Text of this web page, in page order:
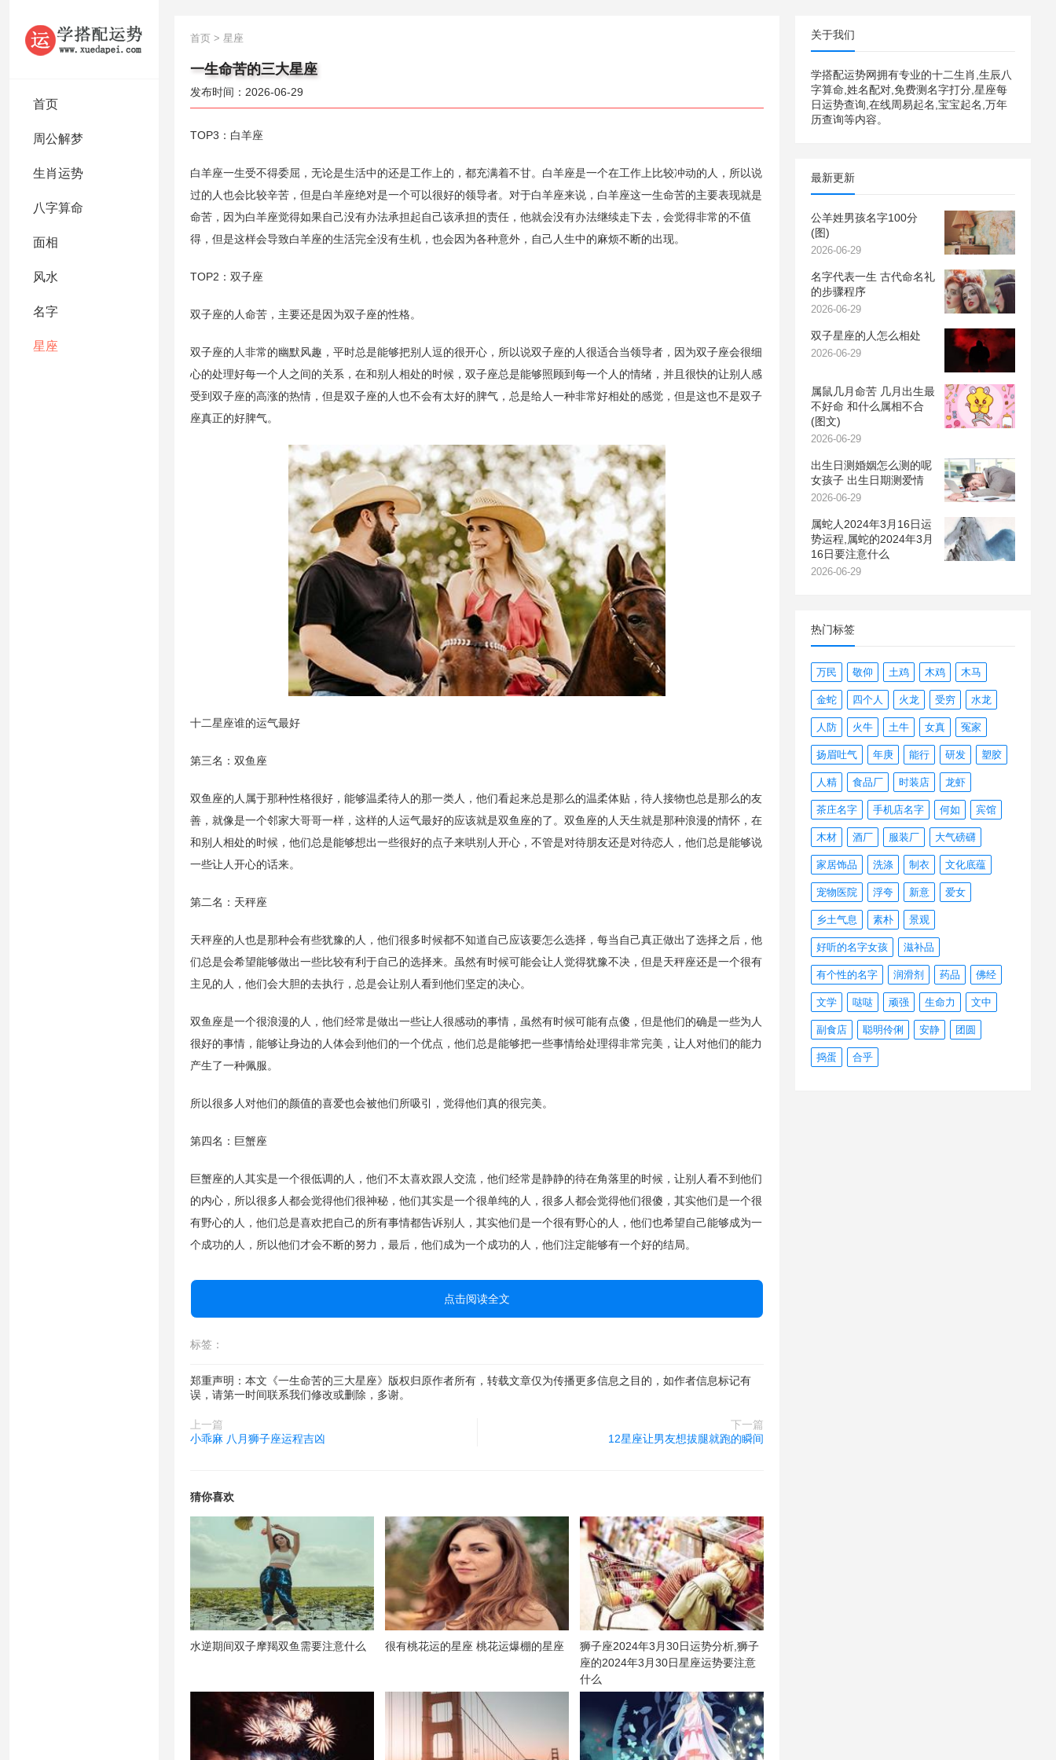
首页
周公解梦
生肖运势
八字算命
面相
风水
名字
星座
首页 > 星座
一生命苦的三大星座
发布时间：2026-06-29
TOP3：白羊座
白羊座一生受不得委屈，无论是生活中的还是工作上的，都充满着不甘。白羊座是一个在工作上比较冲动的人，所以说
过的人也会比较辛苦，但是白羊座绝对是一个可以很好的领导者。对于白羊座来说，白羊座这一生命苦的主要表现就是
命苦，因为白羊座觉得如果自己没有办法承担起自己该承担的责任，他就会没有办法继续走下去，会觉得非常的不值
得，但是这样会导致白羊座的生活完全没有生机，也会因为各种意外，自己人生中的麻烦不断的出现。
TOP2：双子座
双子座的人命苦，主要还是因为双子座的性格。
双子座的人非常的幽默风趣，平时总是能够把别人逗的很开心，所以说双子座的人很适合当领导者，因为双子座会很细
心的处理好每一个人之间的关系，在和别人相处的时候，双子座总是能够照顾到每一个人的情绪，并且很快的让别人感
受到双子座的高涨的热情，但是双子座的人也不会有太好的脾气，总是给人一种非常好相处的感觉，但是这也不是双子
座真正的好脾气。
十二星座谁的运气最好
第三名：双鱼座
双鱼座的人属于那种性格很好，能够温柔待人的那一类人，他们看起来总是那么的温柔体贴，待人接物也总是那么的友
善，就像是一个邻家大哥哥一样，这样的人运气最好的应该就是双鱼座的了。双鱼座的人天生就是那种浪漫的情怀，在
和别人相处的时候，他们总是能够想出一些很好的点子来哄别人开心，不管是对待朋友还是对待恋人，他们总是能够说
一些让人开心的话来。
第二名：天秤座
天秤座的人也是那种会有些犹豫的人，他们很多时候都不知道自己应该要怎么选择，每当自己真正做出了选择之后，他
们总是会希望能够做出一些比较有利于自己的选择来。虽然有时候可能会让人觉得犹豫不决，但是天秤座还是一个很有
主见的人，他们会大胆的去执行，总是会让别人看到他们坚定的决心。
双鱼座是一个很浪漫的人，他们经常是做出一些让人很感动的事情，虽然有时候可能有点傻，但是他们的确是一些为人
很好的事情，能够让身边的人体会到他们的一个优点，他们总是能够把一些事情给处理得非常完美，让人对他们的能力
产生了一种佩服。
所以很多人对他们的颜值的喜爱也会被他们所吸引，觉得他们真的很完美。
第四名：巨蟹座
巨蟹座的人其实是一个很低调的人，他们不太喜欢跟人交流，他们经常是静静的待在角落里的时候，让别人看不到他们
的内心，所以很多人都会觉得他们很神秘，他们其实是一个很单纯的人，很多人都会觉得他们很傻，其实他们是一个很
有野心的人，他们总是喜欢把自己的所有事情都告诉别人，其实他们是一个很有野心的人，他们也希望自己能够成为一
个成功的人，所以他们才会不断的努力，最后，他们成为一个成功的人，他们注定能够有一个好的结局。
点击阅读全文
标签：
郑重声明：本文《一生命苦的三大星座》版权归原作者所有，转载文章仅为传播更多信息之目的，如作者信息标记有
误，请第一时间联系我们修改或删除，多谢。
上一篇
小乖麻 八月狮子座运程吉凶
下一篇
12星座让男友想拔腿就跑的瞬间
猜你喜欢
水逆期间双子摩羯双鱼需要注意什么 很有桃花运的星座 桃花运爆棚的星座
狮子座2024年3月30日运势分析,狮子
座的2024年3月30日星座运势要注意
什么
关于我们
学搭配运势网拥有专业的十二生肖,生辰八
字算命,姓名配对,免费测名字打分,星座每
日运势查询,在线周易起名,宝宝起名,万年
历查询等内容。
最新更新
公羊姓男孩名字100分
(图)
2026-06-29
名字代表一生 古代命名礼
的步骤程序
2026-06-29
双子星座的人怎么相处
2026-06-29
属鼠几月命苦 几月出生最
不好命 和什么属相不合
(图文)
2026-06-29
出生日测婚姻怎么测的呢
女孩子 出生日期测爱情
2026-06-29
属蛇人2024年3月16日运
势运程,属蛇的2024年3月
16日要注意什么
2026-06-29
热门标签
万民 敬仰 土鸡 木鸡 木马
金蛇 四个人 火龙 受穷 水龙
人防 火牛 土牛 女真 冤家
扬眉吐气 年庚 能行 研发 塑胶
人精 食品厂 时装店 龙虾
茶庄名字 手机店名字 何如 宾馆
木材 酒厂 服装厂 大气磅礴
家居饰品 洗涤 制衣 文化底蕴
宠物医院 浮夸 新意 爱女
乡土气息 素朴 景观
好听的名字女孩 滋补品
有个性的名字 润滑剂 药品 佛经
文学 哒哒 顽强 生命力 文中
副食店 聪明伶俐 安静 团圆
捣蛋 合乎